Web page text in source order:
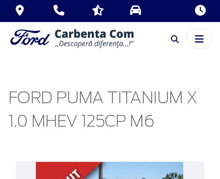
FORD PUMA TITANIUM X
1.0 MHEV 125CP M6